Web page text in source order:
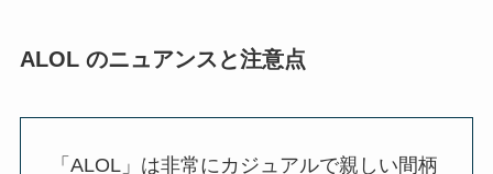
ALOL のニュアンスと注意点
「ALOL」は非常にカジュアルで親しい間柄